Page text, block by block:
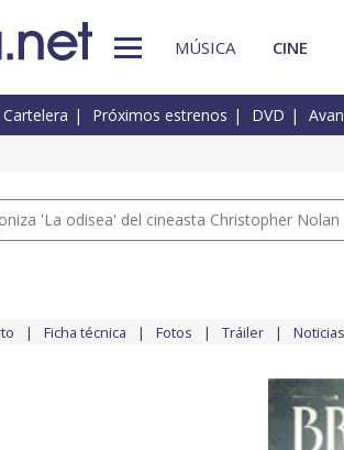
MÚSICA CINE
Cartelera Próximos estrenos DVD
'La odisea' del cineasta Christopher Nolan
Ficha técnica Fotos Tráiler Noticias